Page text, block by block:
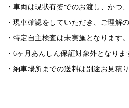
車両は現状有姿でのお渡し、かつ
現車確認をしていただき、ご理解
特定自主検査は未実施となります。
6ヶ月あんしん保証対象外となりま
納車場所までの送料は別途お見積